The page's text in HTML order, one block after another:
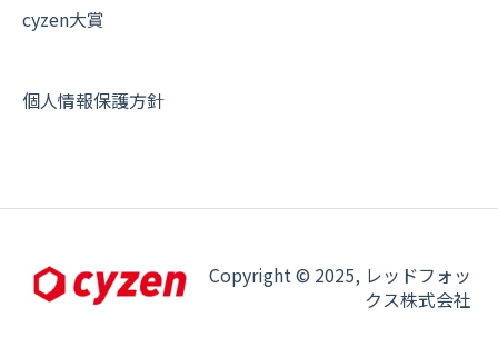
その他よくある質問
cyzen大賞
個人情報保護方針
Copyright © 2025, レッドフォッ
クス株式会社